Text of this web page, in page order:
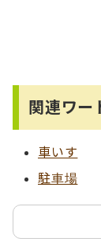
関連ワー
車いす
駐車場